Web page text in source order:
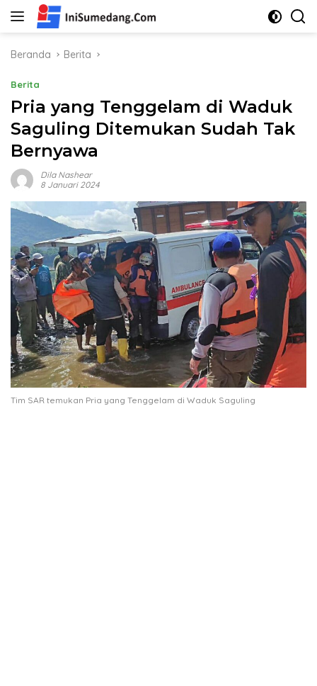
Langsung
Beranda
Berita
Berita
Pria yang Tenggelam di Waduk
Saguling Ditemukan Sudah Tak
Bernyawa
Dila Nashear
8 Januari 2024
Tim SAR temukan Pria yang Tenggelam di Waduk Saguling